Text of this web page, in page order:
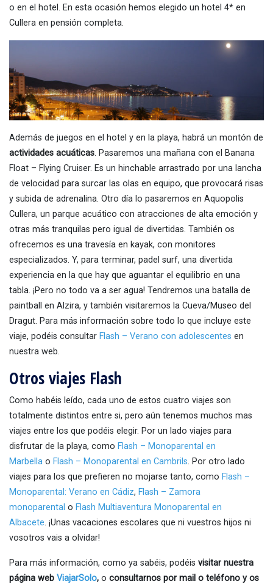
o en el hotel. En esta ocasión hemos elegido un hotel 4* en
Cullera en pensión completa.
Además de juegos en el hotel y en la playa, habrá un montón de
actividades acuáticas. Pasaremos una mañana con el Banana
Float – Flying Cruiser. Es un hinchable arrastrado por una lancha
de velocidad para surcar las olas en equipo, que provocará risas
y subida de adrenalina. Otro día lo pasaremos en Aquopolis
Cullera, un parque acuático con atracciones de alta emoción y
otras más tranquilas pero igual de divertidas. También os
ofrecemos es una travesía en kayak, con monitores
especializados. Y, para terminar, padel surf, una divertida
experiencia en la que hay que aguantar el equilibrio en una
tabla. ¡Pero no todo va a ser agua! Tendremos una batalla de
paintball en Alzira, y también visitaremos la Cueva/Museo del
Dragut. Para más información sobre todo lo que incluye este
viaje, podéis consultar Flash – Verano con adolescentes en
nuestra web.
Otros viajes Flash
Como habéis leído, cada uno de estos cuatro viajes son
totalmente distintos entre si, pero aún tenemos muchos mas
viajes entre los que podéis elegir. Por un lado viajes para
disfrutar de la playa, como Flash – Monoparental en
Marbella o Flash – Monoparental en Cambrils. Por otro lado
viajes para los que prefieren no mojarse tanto, como Flash –
Monoparental: Verano en Cádiz, Flash – Zamora
monoparental o Flash Multiaventura Monoparental en
Albacete. ¡Unas vacaciones escolares que ni vuestros hijos ni
vosotros vais a olvidar!
Para más información, como ya sabéis, podéis visitar nuestra
página web ViajarSolo, o consultarnos por mail o teléfono y os